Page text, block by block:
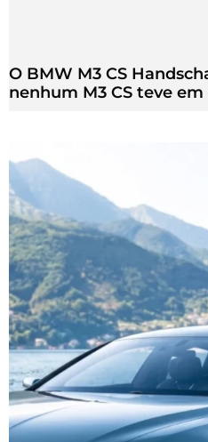
O BMW M3 CS
nenhum M3 CS teve